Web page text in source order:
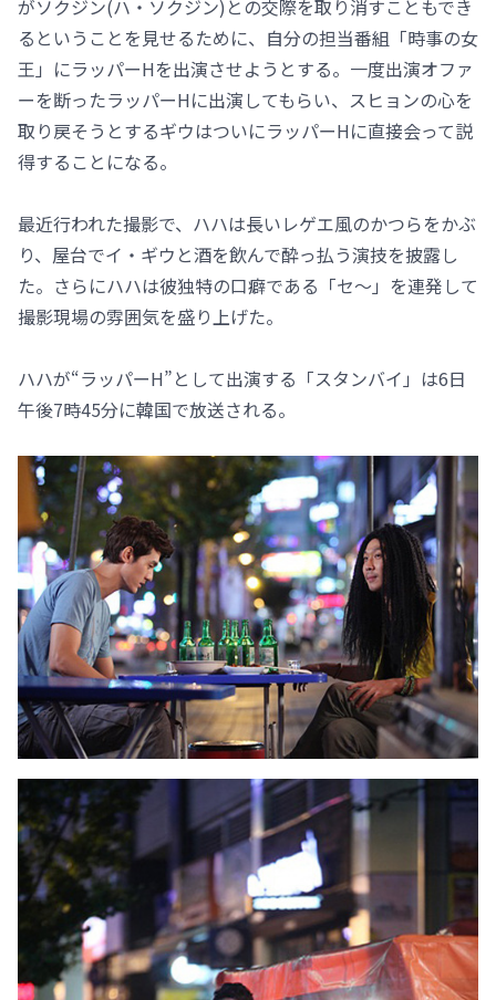
がソクジン(ハ・ソクジン)との交際を取り消すこともでき
るということを見せるために、自分の担当番組「時事の女
王」にラッパーHを出演させようとする。一度出演オファ
ーを断ったラッパーHに出演してもらい、スヒョンの心を
取り戻そうとするギウはついにラッパーHに直接会って説
得することになる。
最近行われた撮影で、ハハは長いレゲエ風のかつらをかぶ
り、屋台でイ・ギウと酒を飲んで酔っ払う演技を披露し
た。さらにハハは彼独特の口癖である「セ～」を連発して
撮影現場の雰囲気を盛り上げた。
ハハが“ラッパーH”として出演する「スタンバイ」は6日
午後7時45分に韓国で放送される。